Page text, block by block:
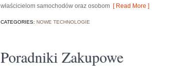
właścicielom samochodów oraz osobom [ Read More ]
CATEGORIES: NOWE TECHNOLOGIE
Poradniki Zakupowe